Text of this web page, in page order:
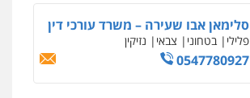
סלימאן אבו שעירה – משרד עורכי דין
פלילי בטחוני צבאי נזיקין
0547780927